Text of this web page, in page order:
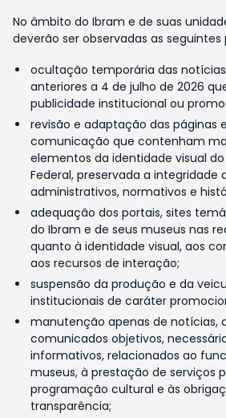
No âmbito do Ibram e de suas
deverão ser observadas as seguintes
ocultação temporária das
anteriores a 4 de julho de 2026
publicidade institucional ou
revisão e adaptação das páginas
comunicação que contenham
elementos da identidade visual
Federal, preservada a integridade
administrativos, normativos e
adequação dos portais, sites
do Ibram e de seus museus nas
quanto à identidade visual, aos
aos recursos de interação;
suspensão da produção e da
institucionais de caráter
manutenção apenas de notícias,
comunicados objetivos,
informativos, relacionados ao
museus, à prestação de serviços
programação cultural e às
transparência;